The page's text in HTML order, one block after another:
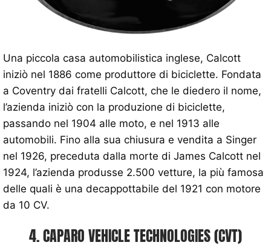
Una piccola casa automobilistica inglese, Calcott
iniziò nel 1886 come produttore di biciclette. Fondata
a Coventry dai fratelli Calcott, che le diedero il nome,
l’azienda iniziò con la produzione di biciclette,
passando nel 1904 alle moto, e nel 1913 alle
automobili. Fino alla sua chiusura e vendita a Singer
nel 1926, preceduta dalla morte di James Calcott nel
1924, l’azienda produsse 2.500 vetture, la più famosa
delle quali è una decappottabile del 1921 con motore
da 10 CV.
4. CAPARO VEHICLE TECHNOLOGIES (CVT)